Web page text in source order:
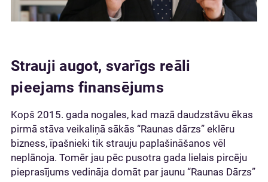
Strauji augot, svarīgs reāli
pieejams finansējums
Kopš 2015. gada nogales, kad mazā daudzstāvu ēkas
pirmā stāva veikaliņā sākās “Raunas dārzs” eklēru
bizness, īpašnieki tik strauju paplašināšanos vēl
neplānoja. Tomēr jau pēc pusotra gada lielais pircēju
pieprasījums vedināja domāt par jaunu “Raunas Dārzs”